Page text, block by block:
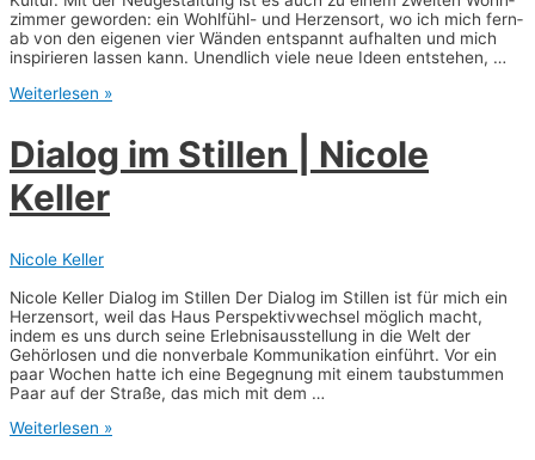
zim­mer gewor­den: ein Wohl­­fühl- und Her­zens­ort, wo ich mich fern­
ab von den eige­nen vier Wän­den ent­spannt auf­hal­ten und mich
inspi­rie­ren las­sen kann. Unend­lich vie­le neue Ideen entstehen, …
Bücher­
Kirs­
ten
Haar­
Weiterlesen »
Dia­log im Stil­len | Nico­le
Keller
Nicole Keller
Nico­le Kel­ler Dia­log im Stil­len Der Dia­log im Stil­len ist für mich ein
Her­zens­ort, weil das Haus Per­spek­tiv­wech­sel mög­lich macht,
indem es uns durch sei­ne Erleb­nis­aus­stel­lung in die Welt der
Gehör­lo­sen und die non­ver­ba­le Kom­mu­ni­ka­ti­on ein­führt. Vor ein
paar Wochen hat­te ich eine Begeg­nung mit einem taub­stum­men
Paar auf der Stra­ße, das mich mit dem …
Dia­
Weiterlesen »